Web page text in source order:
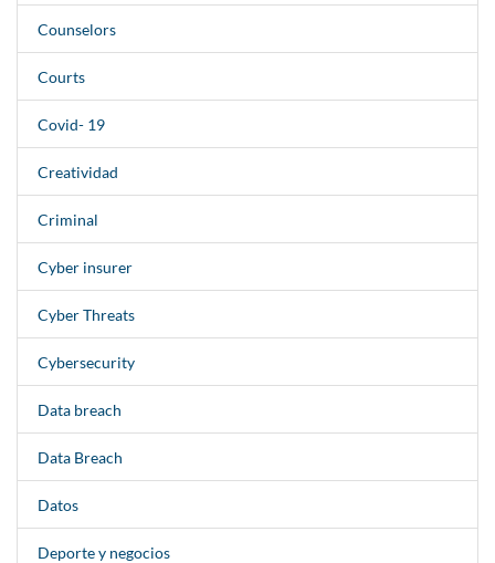
Counselors
Courts
Covid- 19
Creatividad
Criminal
Cyber insurer
Cyber Threats
Cybersecurity
Data breach
Data Breach
Datos
Deporte y negocios